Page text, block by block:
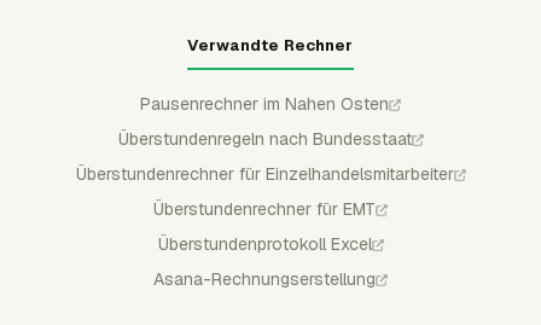
Verwandte Rechner
Pausenrechner im Nahen Osten
Überstundenregeln nach Bundesstaat
Überstundenrechner für Einzelhandelsmitarbeiter
Überstundenrechner für EMT
Überstundenprotokoll Excel
Asana-Rechnungserstellung